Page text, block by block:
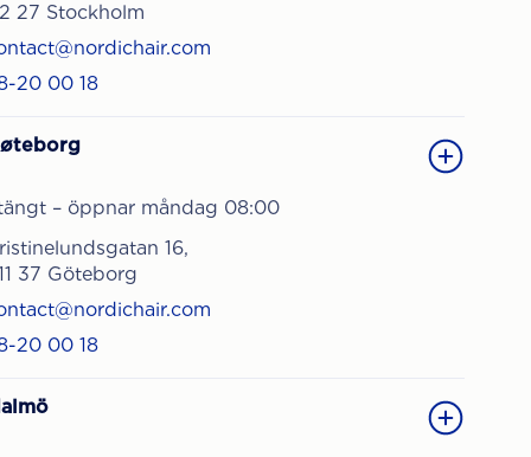
27 Stockholm
20 00 18
– öppnar måndag 08:00
16,
37 Göteborg
20 00 18